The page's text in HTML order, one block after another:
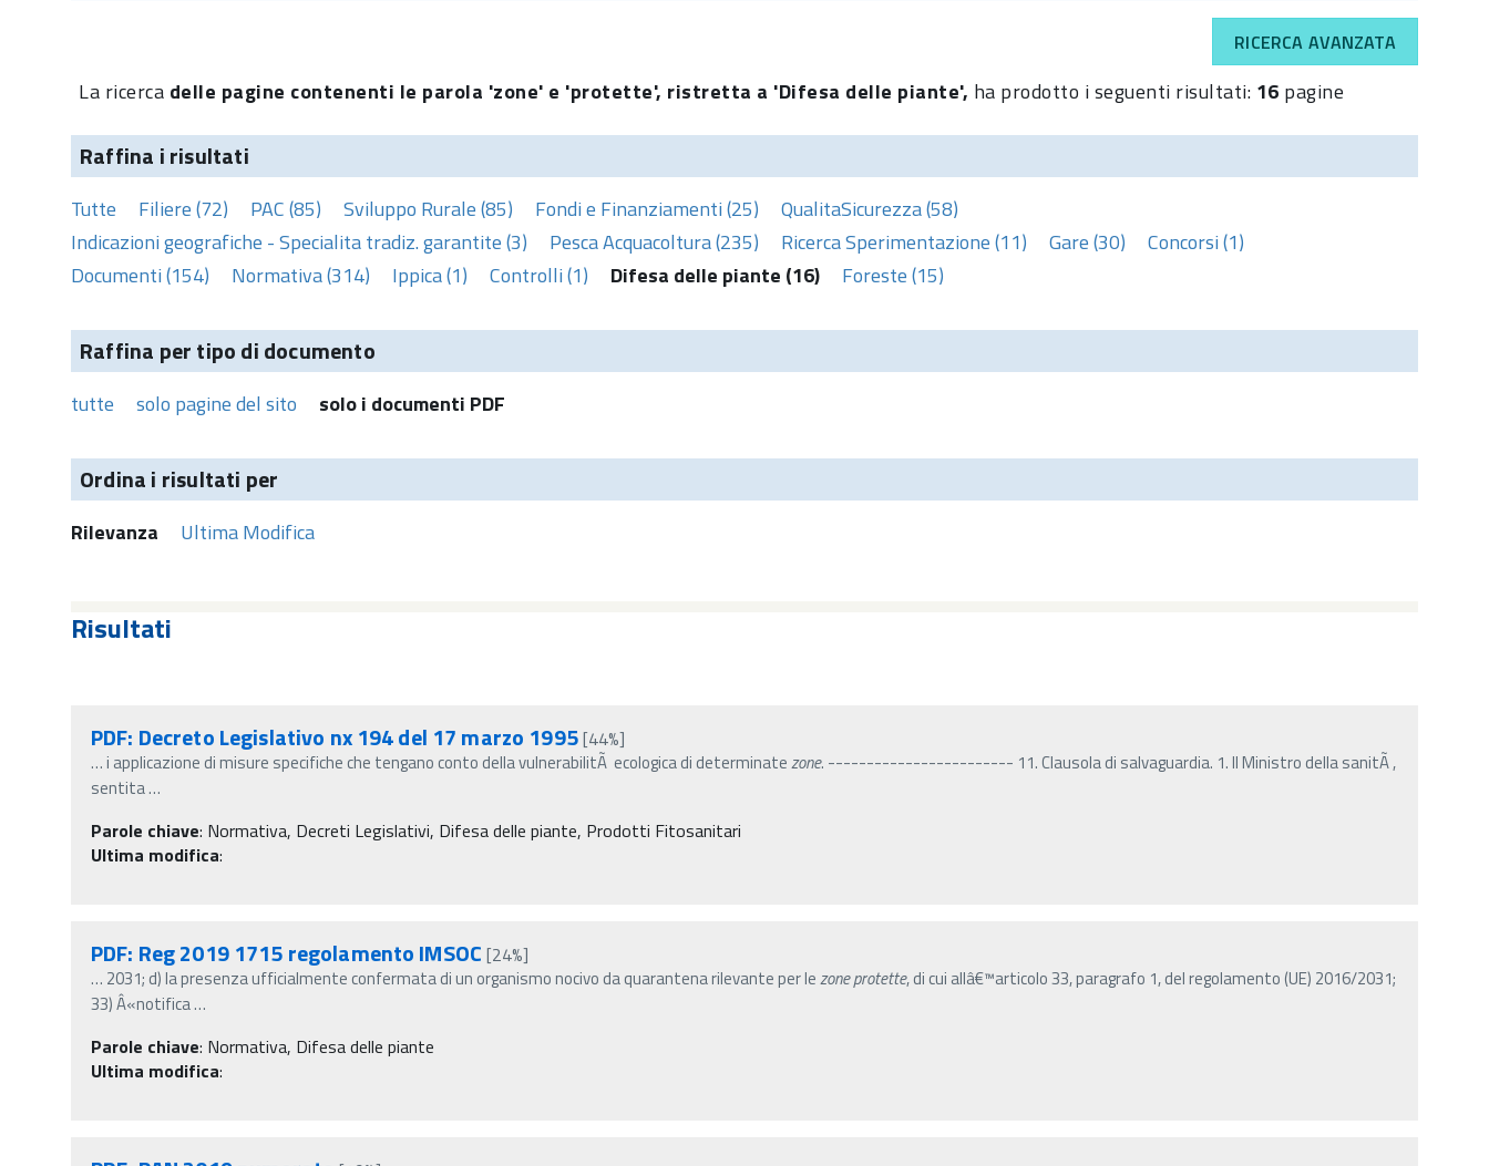
RICERCA AVANZATA
La ricerca delle pagine contenenti le parola 'zone' e 'protette', ristretta a 'Difesa delle piante', ha prodotto i seguenti risultati: 16 pagine
Raffina i risultati
Tutte Filiere (72) PAC (85) Sviluppo Rurale (85) Fondi e Finanziamenti (25)
QualitaSicurezza (58)
Indicazioni geografiche - Specialita tradiz. garantite (3)
Pesca Acquacoltura (235) Ricerca Sperimentazione (11) Gare (30)
Concorsi (1)
Documenti (154)
Normativa (314) Ippica (1) Controlli (1) Difesa delle piante (16) Foreste (15)
Raffina per tipo di documento
tutte solo pagine del sito solo i documenti PDF
Ordina i risultati per
Rilevanza Ultima Modifica
Risultati
PDF: Decreto Legislativo nx 194 del 17 marzo 1995[44%]
…i applicazione di misure specifiche che tengano conto della vulnerabilitÃ ecologica di determinatezone. ------------------------ 11. Clausola di salvaguardia. 1. Il Ministro della sanitÃ ,
sentita…
Parole chiave: Normativa, Decreti Legislativi, Difesa delle piante, Prodotti Fitosanitari
Ultima modifica:
PDF: Reg 2019 1715 regolamento IMSOC [24%]
… 2031; d) la presenza ufficialmente confermata di un organismo nocivo da quarantena rilevante per lezoneprotette, di cui allâ€™articolo 33, paragrafo 1, del regolamento (UE) 2016/2031;
33) Â«notifica…
Parole chiave: Normativa, Difesa delle piante
Ultima modifica: